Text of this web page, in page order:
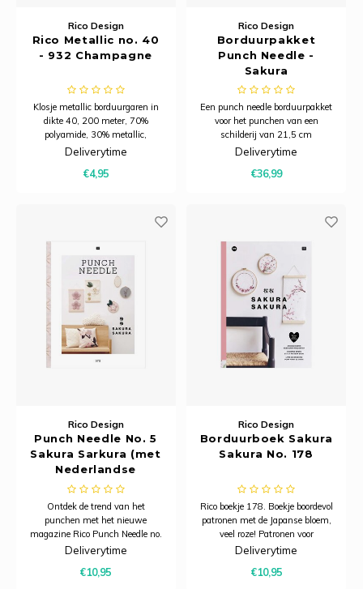
Rico Design
Rico Metallic no. 40
- 932 Champagne
Klosje metallic borduurgaren in
dikte 40, 200 meter, 70%
polyamide, 30% metallic,
wasbaar op 60 graden. Niet
Deliverytime
€4,95
Rico Design
Borduurpakket
Punch Needle -
Sakura
Kersenbloesem blad
groen
Een punch needle borduurpakket
voor het punchen van een
schilderij van 21,5 cm
doorsnede.
Deliverytime
€36,99
Rico Design
Punch Needle No. 5
Sakura Sarkura (met
Nederlandse
vertaling)
Ontdek de trend van het
punchen met het nieuwe
magazine Rico Punch Needle no.
5 Sakura Sakura!
Deliverytime
€10,95
Rico Design
Borduurboek Sakura
Sakura No. 178
Rico boekje 178. Boekje boordevol
patronen met de Japanse bloem,
veel roze! Patronen voor
tafelbanden, tafelkleedjes,
geschenkverpakkingen enz. Dit
Deliverytime
€10,95